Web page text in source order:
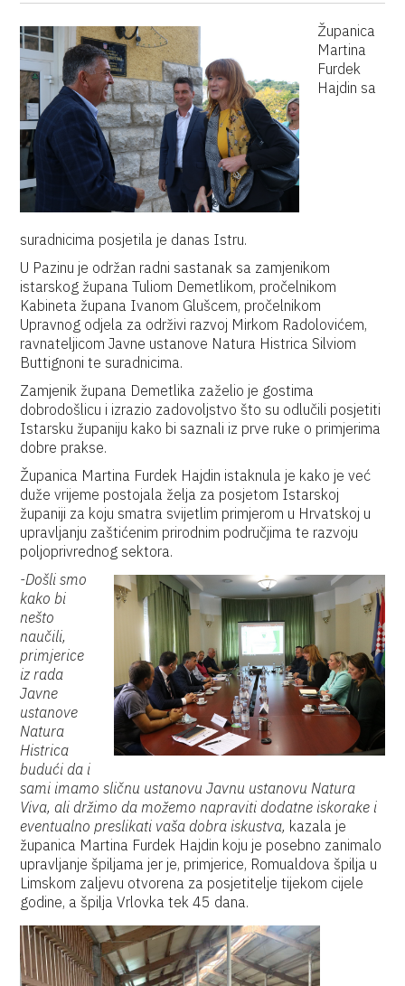
Županica
Martina
Furdek
Hajdin sa
suradnicima posjetila je danas Istru.
U Pazinu je održan radni sastanak sa zamjenikom
istarskog župana Tuliom Demetlikom, pročelnikom
Kabineta župana Ivanom Glušcem, pročelnikom
Upravnog odjela za održivi razvoj Mirkom Radolovićem,
ravnateljicom Javne ustanove Natura Histrica Silviom
Buttignoni te suradnicima.
Zamjenik župana Demetlika zaželio je gostima
dobrodošlicu i izrazio zadovoljstvo što su odlučili posjetiti
Istarsku županiju kako bi saznali iz prve ruke o primjerima
dobre prakse.
Županica Martina Furdek Hajdin istaknula je kako je već
duže vrijeme postojala želja za posjetom Istarskoj
županiji za koju smatra svijetlim primjerom u Hrvatskoj u
upravljanju zaštićenim prirodnim područjima te razvoju
poljoprivrednog sektora.
-Došli smo
kako bi
nešto
naučili,
primjerice
iz rada
Javne
ustanove
Natura
Histrica
budući da i
sami imamo sličnu ustanovu Javnu ustanovu Natura
Viva, ali držimo da možemo napraviti dodatne iskorake i
eventualno preslikati vaša dobra iskustva, kazala je
županica Martina Furdek Hajdin koju je posebno zanimalo
upravljanje špiljama jer je, primjerice, Romualdova špilja u
Limskom zaljevu otvorena za posjetitelje tijekom cijele
godine, a špilja Vrlovka tek 45 dana.